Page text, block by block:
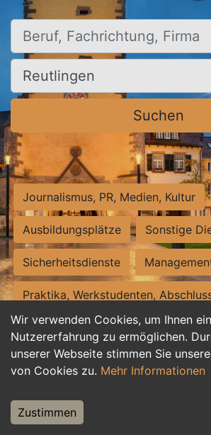
Wir verwenden Cookies, um Ihnen
Nutzererfahrung zu ermöglichen.
unserer Webseite stimmen Sie
von Cookies zu. Mehr Informationen
Zustimmen
Beruf, Fachrichtung, Firma
Ort, Stadt
Suchen
Journalismus, PR, Medien, Kultur
Ausbildungsplätze Sonstige
Sicherheitsdienste
Praktika, Werkstudenten,
Personalwesen Assistenz,
Hilfskräfte, Aushilfs- und
Weiterbildung, Studium, duale